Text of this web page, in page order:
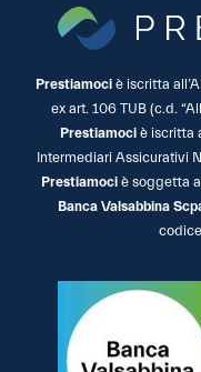
Prestiamoci è iscritta
ex art. 106 TUB (c.d.
Prestiamociè iscritta
Intermediari Assicurativi
Prestiamoci è soggetta
Banca Valsabbina